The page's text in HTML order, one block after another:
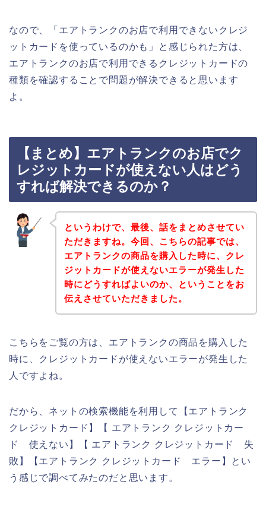
なので、「エアトランクのお店で利用できないクレジ
ットカードを使っているのかも」と感じられた方は、
エアトランクのお店で利用できるクレジットカードの
種類を確認することで問題が解決できると思います
よ。
【まとめ】エアトランクのお店でク
レジットカードが使えない人はどう
すれば解決できるのか？
というわけで、最後、話をまとめさせてい
ただきますね。今回、こちらの記事では、
エアトランクの商品を購入した時に、クレ
ジットカードが使えないエラーが発生した
時にどうすればよいのか、ということをお
伝えさせていただきました。
こちらをご覧の方は、エアトランクの商品を購入した
時に、クレジットカードが使えないエラーが発生した
人ですよね。
だから、ネットの検索機能を利用して【エアトランク
クレジットカード】【 エアトランク クレジットカー
ド 使えない】【 エアトランク クレジットカード 失
敗】【エアトランク クレジットカード エラー】とい
う感じで調べてみたのだと思います。